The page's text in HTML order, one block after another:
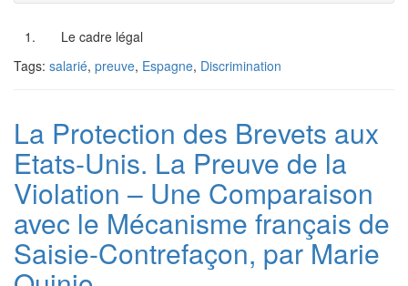
1. Le cadre légal
Tags: salarié, preuve, Espagne, Discrimination
La Protection des Brevets aux
Etats-Unis. La Preuve de la
Violation – Une Comparaison
avec le Mécanisme français de
Saisie-Contrefaçon, par Marie